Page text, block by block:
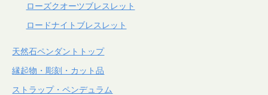
ローズクオーツブレスレット
ロードナイトブレスレット
天然石ペンダントトップ
縁起物・彫刻・カット品
ストラップ・ペンデュラム